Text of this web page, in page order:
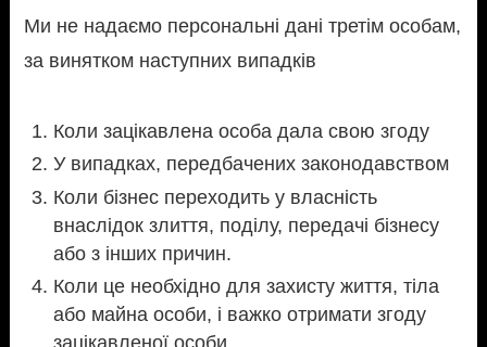
Ми не надаємо персональні дані третім особам,
за винятком наступних випадків
Коли зацікавлена особа дала свою згоду
У випадках, передбачених законодавством
Коли бізнес переходить у власність
внаслідок злиття, поділу, передачі бізнесу
або з інших причин.
Коли це необхідно для захисту життя, тіла
або майна особи, і важко отримати згоду